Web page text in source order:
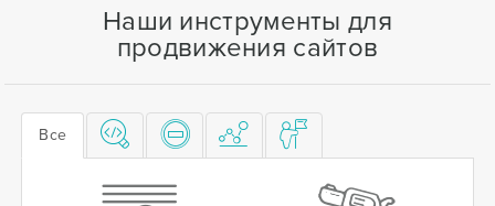
Наши инструменты для
продвижения сайтов
Все